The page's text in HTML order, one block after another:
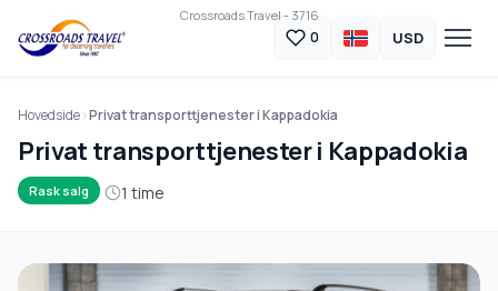
Crossroads Travel - 3716
0 USD
Hovedside Privat transporttjenester i Kappadokia
Privat transporttjenester i Kappadokia
Rask salg 1 time